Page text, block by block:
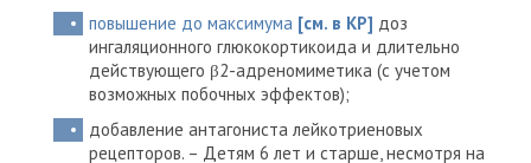
повышение до максимума [см. в КР] доз
ингаляционного глюкокортикоида и длительно
действующего β2-адреномиметика (с учетом
возможных побочных эффектов);
добавление антагониста лейкотриеновых
рецепторов. – Детям 6 лет и старше, несмотря на